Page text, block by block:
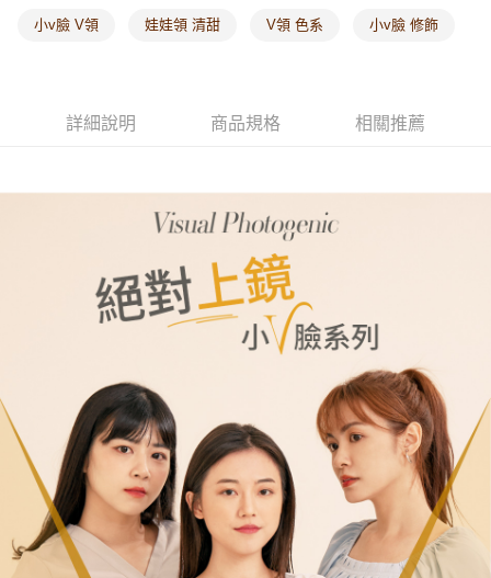
小v臉 V領 娃娃領 清甜 V領 色系 小v臉 修飾
詳細說明 商品規格 相關推薦